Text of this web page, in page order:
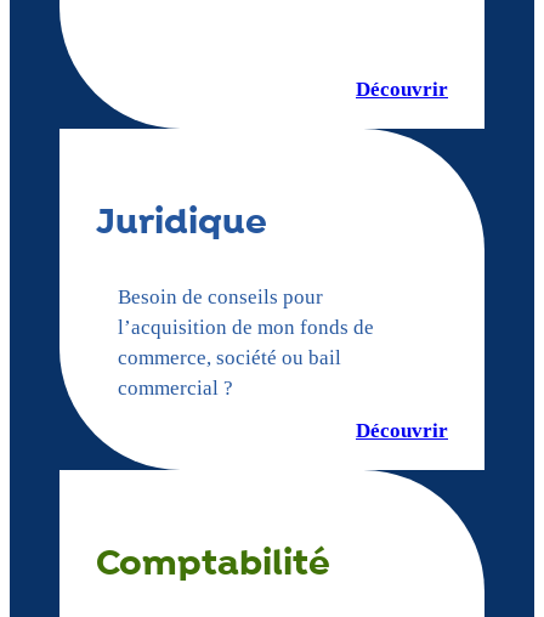
Découvrir
Juridique
Besoin de conseils pour
l’acquisition de mon fonds de
commerce, société ou bail
commercial ?
Découvrir
Comptabilité